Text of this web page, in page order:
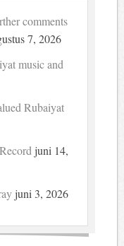
comments
7, 2026
music and
Rubaiyat
juni 14,
juni 3, 2026